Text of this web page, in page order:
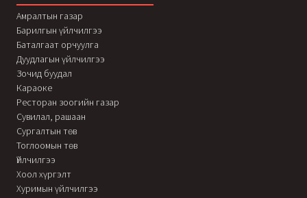
Амралтын газар
Барилгын үйлчилгээ
Баталгаат орчуулга
Дуудлагын үйлчилгээ
Зочид буудал
Караоке
Ресторан зоогийн газар
Сувилал, рашаан
Сургалтын төв
Тоглоомын төв
Үйлчилгээ
Хоол хүргэлт
Хуримын үйлчилгээ